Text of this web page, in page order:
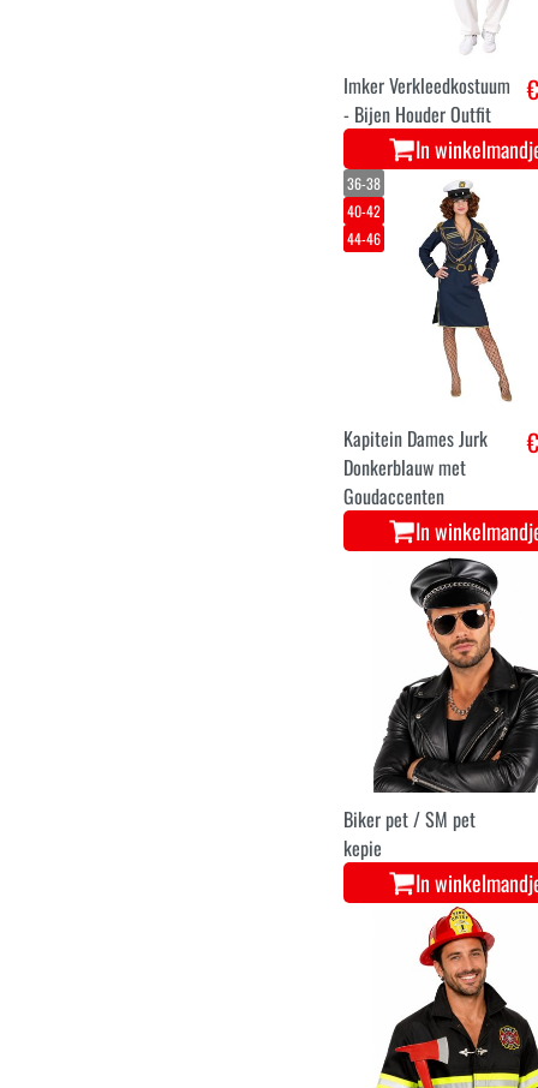
Imker Verkleedkostuum
- Bijen Houder Outfit
In
36-38
40-42
44-46
Kapitein Dames Jurk
Donkerblauw met
Goudaccenten
In
Biker pet / SM pet
kepie
In